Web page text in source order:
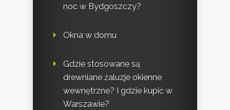
noc w Bydgoszczy?
Okna w domu
Gdzie stosowane są
drewniane żaluzje okienne
wewnętrzne? I gdzie kupić w
Warszawie?